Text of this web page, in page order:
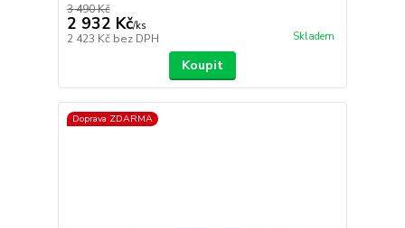
3 490 Kč
2 932 Kč/ks
2 423 Kč bez DPH Skladem
Koupit
Doprava ZDARMA